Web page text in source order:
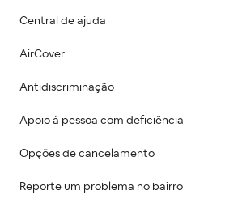
Central de ajuda
AirCover
Antidiscriminação
Apoio à pessoa com deficiência
Opções de cancelamento
Reporte um problema no bairro